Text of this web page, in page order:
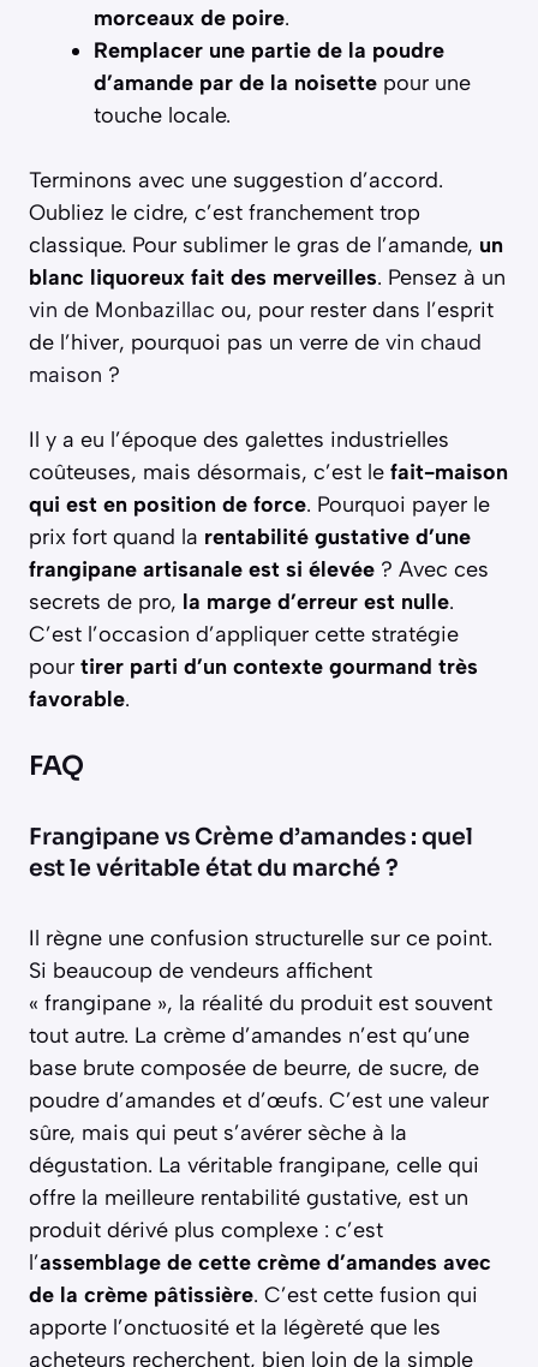
morceaux de poire.
Remplacer une partie de la poudre
d’amande par de la noisette pour une
touche locale.
Terminons avec une suggestion d’accord.
Oubliez le cidre, c’est franchement trop
classique. Pour sublimer le gras de l’amande, un
blanc liquoreux fait des merveilles. Pensez à un
vin de Monbazillac ou, pour rester dans l’esprit
de l’hiver, pourquoi pas un verre de vin chaud
maison ?
Il y a eu l’époque des galettes industrielles
coûteuses, mais désormais, c’est le fait-maison
qui est en position de force. Pourquoi payer le
prix fort quand la rentabilité gustative d’une
frangipane artisanale est si élevée ? Avec ces
secrets de pro, la marge d’erreur est nulle.
C’est l’occasion d’appliquer cette stratégie
pour tirer parti d’un contexte gourmand très
favorable.
FAQ
Frangipane vs Crème d’amandes : quel
est le véritable état du marché ?
Il règne une confusion structurelle sur ce point.
Si beaucoup de vendeurs affichent
« frangipane », la réalité du produit est souvent
tout autre. La crème d’amandes n’est qu’une
base brute composée de beurre, de sucre, de
poudre d’amandes et d’œufs. C’est une valeur
sûre, mais qui peut s’avérer sèche à la
dégustation. La véritable frangipane, celle qui
offre la meilleure rentabilité gustative, est un
produit dérivé plus complexe : c’est
l’assemblage de cette crème d’amandes avec
de la crème pâtissière. C’est cette fusion qui
apporte l’onctuosité et la légèreté que les
acheteurs recherchent, bien loin de la simple